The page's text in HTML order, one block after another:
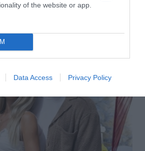
of the website or app.
Data Access Privacy Policy